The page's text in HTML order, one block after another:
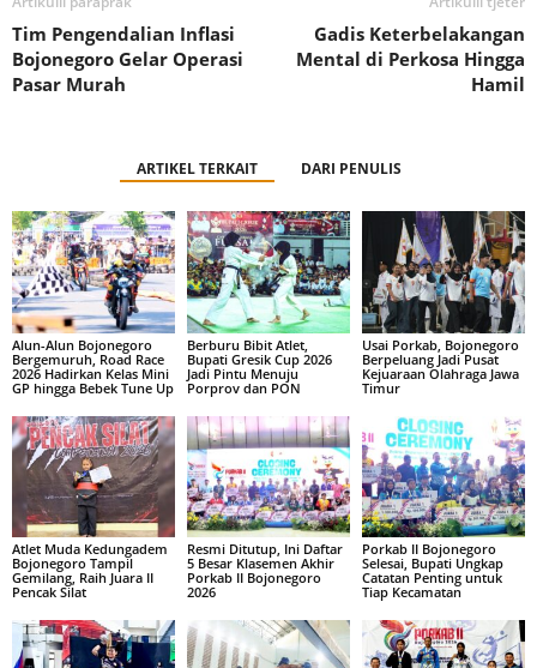
Tim Pengendalian Inflasi
Bojonegoro Gelar Operasi
Pasar Murah
Gadis Keterbelakangan
Mental di Perkosa Hingga
Hamil
ARTIKEL TERKAIT DARI PENULIS
Alun-Alun Bojonegoro
Bergemuruh, Road Race
2026 Hadirkan Kelas Mini
GP hingga Bebek Tune Up
Berburu Bibit Atlet,
Bupati Gresik Cup 2026
Jadi Pintu Menuju
Porprov dan PON
Usai Porkab, Bojonegoro
Berpeluang Jadi Pusat
Kejuaraan Olahraga Jawa
Timur
Atlet Muda Kedungadem
Bojonegoro Tampil
Gemilang, Raih Juara II
Pencak Silat
Resmi Ditutup, Ini Daftar
5 Besar Klasemen Akhir
Porkab II Bojonegoro
2026
Porkab II Bojonegoro
Selesai, Bupati Ungkap
Catatan Penting untuk
Tiap Kecamatan